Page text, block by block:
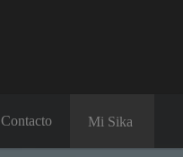
Contacto Mi Sika